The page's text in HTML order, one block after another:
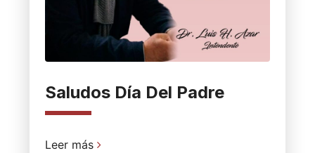
Saludos Día Del Padre
Leer más